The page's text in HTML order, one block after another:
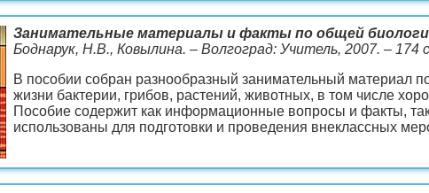
Занимательные материалы и факты по общей
Боднарук, Н.В., Ковылина. – Волгоград: Учитель, 2007. –
В пособии собран разнообразный занимательный
жизни бактерии, грибов, растений, животных, в том числе
Пособие содержит как информационные вопросы и факты,
использованы для подготовки и проведения внеклассных